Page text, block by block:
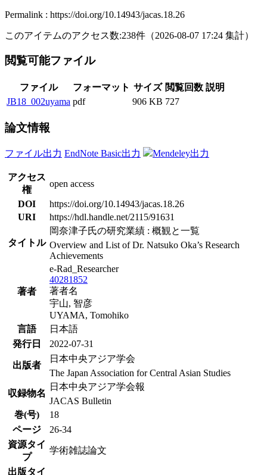
Permalink : https://doi.org/10.14943/jacas.18.26
このアイテムのアクセス数:238件 （2026-08-07 17:24 集計）
閲覧可能ファイル
ファイル フォーマット サイズ 閲覧回数 説明
JB18_002uyama pdf 906 KB 727
論文情報
ファイル出力 EndNote Basic出力 Mendeley出力
アクセス
権
open access
DOI
https://doi.org/10.14943/jacas.18.26
URI
https://hdl.handle.net/2115/91631
タイトル
岡奈津子氏の研究業績 : 概観と一覧
Overview and List of Dr. Natsuko Oka’s Research
Achievements
著者
e-Rad_Researcher
40281852
著者名
宇山, 智彦
UYAMA, Tomohiko
言語
日本語
発行日
2022-07-31
出版者
日本中央アジア学会
The Japan Association for Central Asian Studies
収録物名
日本中央アジア学会報
JACAS Bulletin
巻(号)
18
ページ
26-34
資源タイ
プ
学術雑誌論文
出版タイ